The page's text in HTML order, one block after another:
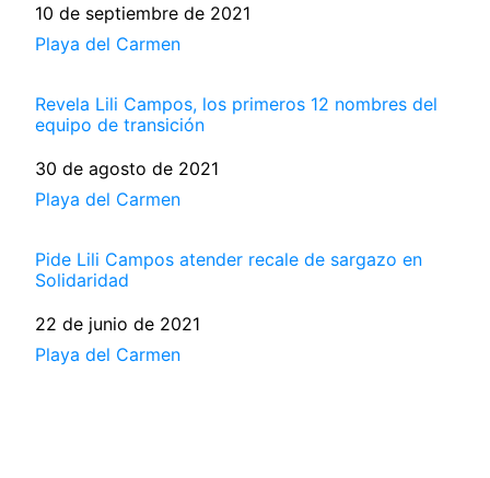
Fecha
10 de septiembre de 2021
Respecto a
Playa del Carmen
Revela Lili Campos, los primeros 12 nombres del
equipo de transición
Fecha
30 de agosto de 2021
Respecto a
Playa del Carmen
Pide Lili Campos atender recale de sargazo en
Solidaridad
Fecha
22 de junio de 2021
Respecto a
Playa del Carmen